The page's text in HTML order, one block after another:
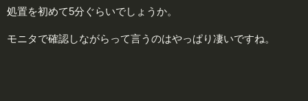
処置を初めて5分ぐらいでしょうか。
モニタで確認しながらって言うのはやっぱり凄いですね。